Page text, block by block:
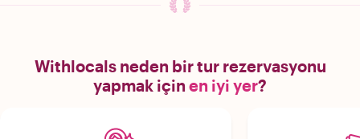
Withlocals neden bir tur rezervasyonu
yapmak için en iyi yer?